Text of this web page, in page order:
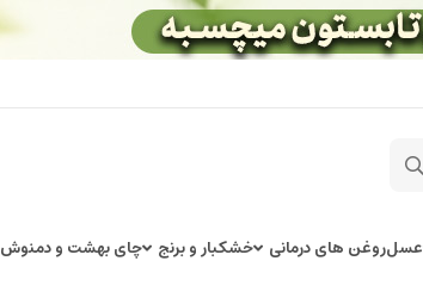
عسلروغن های درمانی خشکبار و برنج چای بهشت و دمنوش